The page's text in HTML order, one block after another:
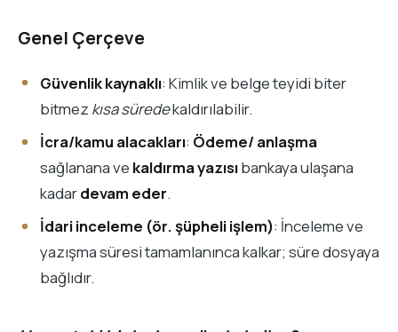
Genel Çerçeve
Güvenlik kaynaklı: Kimlik ve belge teyidi biter
bitmez kısa süredekaldırılabilir.
İcra/kamu alacakları: Ödeme/ anlaşma
sağlanana ve kaldırma yazısıbankaya ulaşana
kadardevam eder.
İdari inceleme (ör. şüpheli işlem): İnceleme ve
yazışma süresi tamamlanınca kalkar; süre dosyaya
bağlıdır.